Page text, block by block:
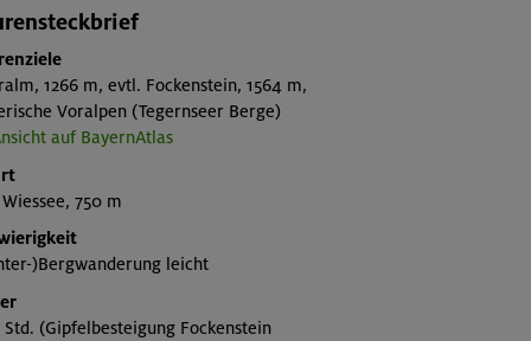
1266 m, evtl. Fockenstein, 1564 m,
Voralpen (Tegernseer Berge)
auf BayernAtlas
750 m
)Bergwanderung leicht
Std. (Gipfelbesteigung Fockenstein